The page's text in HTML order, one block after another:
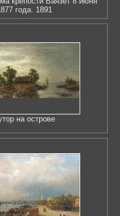
года. 1891
на острове